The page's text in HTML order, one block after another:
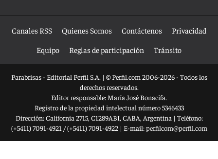
Canales RSS Quienes Somos Contáctenos
Privacidad
Equipo
Reglas de participación Tránsito
Parabrisas - Editorial Perfil S.A. | © Perfil.com 2006-2026 - Todos los
derechos reservados.
Editor responsable: María José Bonacifa.
Registro de la propiedad intelectual número 5346433
Dirección:California 2715, C1289ABI, CABA, Argentina | Teléfono:
(+5411) 7091-4921 /(+5411) 7091-4922| E-mail:perfilcom@perfil.com